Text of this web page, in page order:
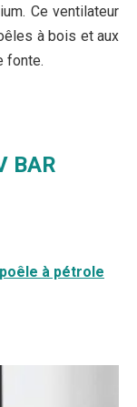
Ce ventilateur
à bois et aux
fonte.
BAR
à pétrole